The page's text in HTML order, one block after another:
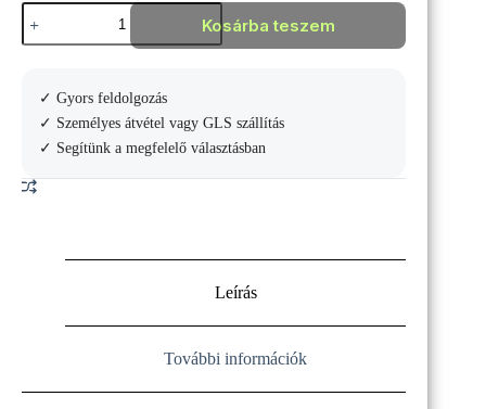
Wilson
Clash
100L
Garros
teniszütő
mennyiség
Kosárba teszem
✓ Gyors feldolgozás
✓ Személyes átvétel vagy GLS szállítás
✓ Segítünk a megfelelő választásban
Leírás
További információk